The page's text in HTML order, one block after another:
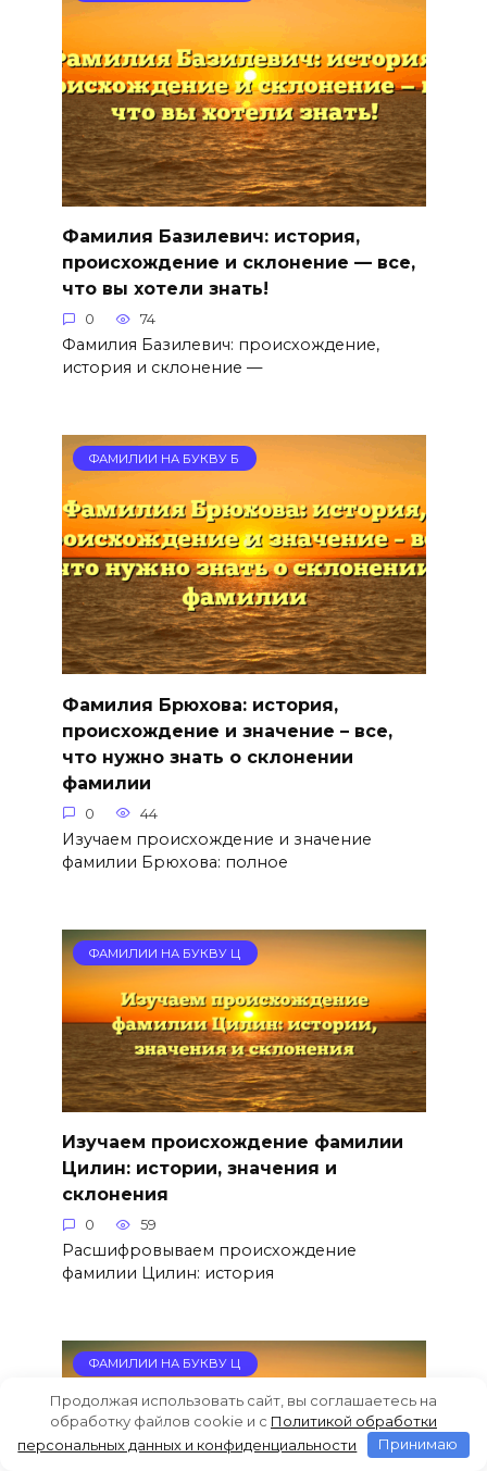
Фамилия Базилевич: история,
происхождение и склонение — все,
что вы хотели знать!
0 74
Фамилия Базилевич: происхождение,
история и склонение —
ФАМИЛИИ НА БУКВУ Б
Фамилия Брюхова: история,
происхождение и значение – все,
что нужно знать о склонении
фамилии
0 44
Изучаем происхождение и значение
фамилии Брюхова: полное
ФАМИЛИИ НА БУКВУ Ц
Изучаем происхождение фамилии
Цилин: истории, значения и
склонения
0 59
Расшифровываем происхождение
фамилии Цилин: история
ФАМИЛИИ НА БУКВУ Ц
Продолжая использовать сайт, вы соглашаетесь на
обработку файлов cookie и c Политикой обработки
персональных данных и конфиденциальности
Принимаю